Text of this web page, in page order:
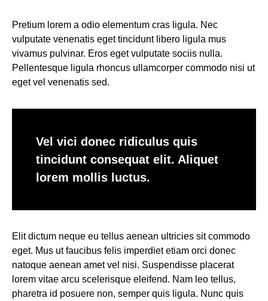
Pretium lorem a odio elementum cras ligula. Nec
vulputate venenatis eget tincidunt libero ligula mus
vivamus pulvinar. Eros eget vulputate sociis nulla.
Pellentesque ligula rhoncus ullamcorper commodo nisi ut
eget vel venenatis sed.
Vel vici donec ridiculus quis
tincidunt consequat elit. Aliquet
lorem mollis luctus.
Elit dictum neque eu tellus aenean ultricies sit commodo
eget. Mus ut faucibus felis imperdiet etiam orci donec
natoque aenean amet vel nisi. Suspendisse placerat
lorem vitae arcu scelerisque eleifend. Nam leo tellus,
pharetra id posuere non, semper quis ligula. Nunc quis